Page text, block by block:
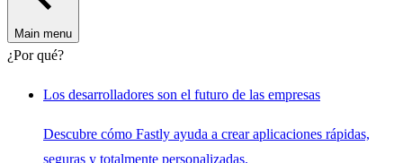
Main menu
¿Por qué?
Los desarrolladores son el futuro de las empresas
Descubre cómo Fastly ayuda a crear aplicaciones rápidas,
seguras y totalmente personalizadas.